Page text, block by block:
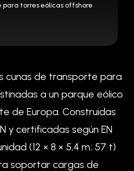
para torres eólicas offshore
cunas de transporte para
stinadas a un parque eólico
te de Europa. Construidas
N y certificadas según EN
nidad (12 × 8 × 5,4 m; 57 t)
a soportar cargas de